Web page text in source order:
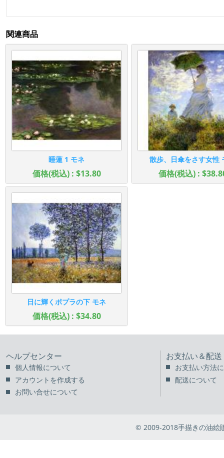
関連商品
睡蓮 1 モネ
価格(税込) : $13.80
散歩、日傘をさす女性
価格(税込) :
日に輝くポプラの下 モネ
価格(税込) : $34.80
ヘルプセンター
個人情報について
アカウントを作成する
お問い合せについて
お支払い＆配送
お支払い方法
配送について
© 2009-2018手描きの油絵